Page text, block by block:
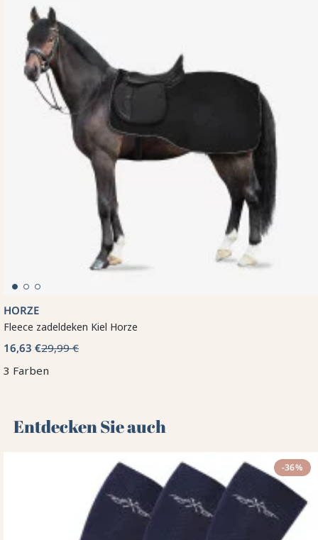
HORZE
Fleece zadeldeken Kiel Horze
16,63 €29,99 €
3 Farben
Entdecken Sie auch 🌻
-36%